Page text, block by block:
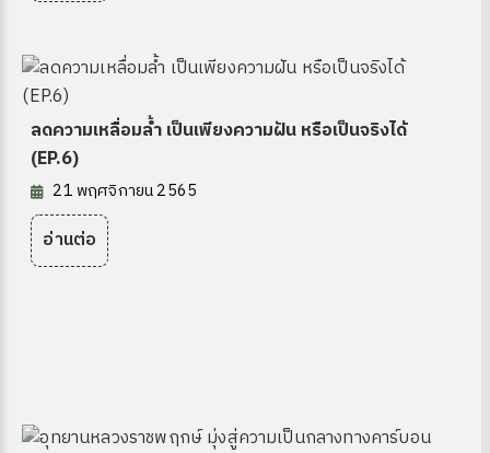
ลดความเหลื่อมล้ำ เป็นเพียงความฝัน หรือเป็นจริงได้
(EP.6)
21 พฤศจิกายน 2565
อ่านต่อ